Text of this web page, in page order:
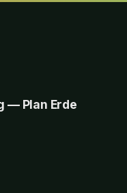
— Plan Erde